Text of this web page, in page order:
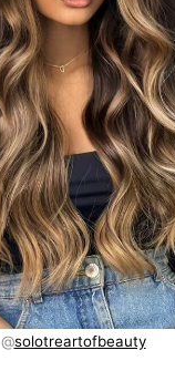
@solotreartofbeauty